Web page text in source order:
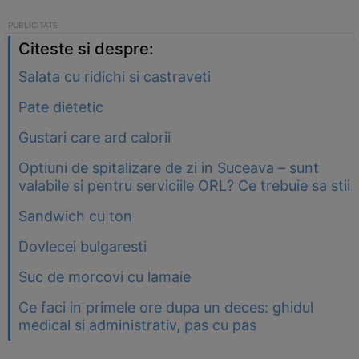
Citeste si despre:
Salata cu ridichi si castraveti
Pate dietetic
Gustari care ard calorii
Optiuni de spitalizare de zi in Suceava – sunt
valabile si pentru serviciile ORL? Ce trebuie sa stii
Sandwich cu ton
Dovlecei bulgaresti
Suc de morcovi cu lamaie
Ce faci in primele ore dupa un deces: ghidul
medical si administrativ, pas cu pas